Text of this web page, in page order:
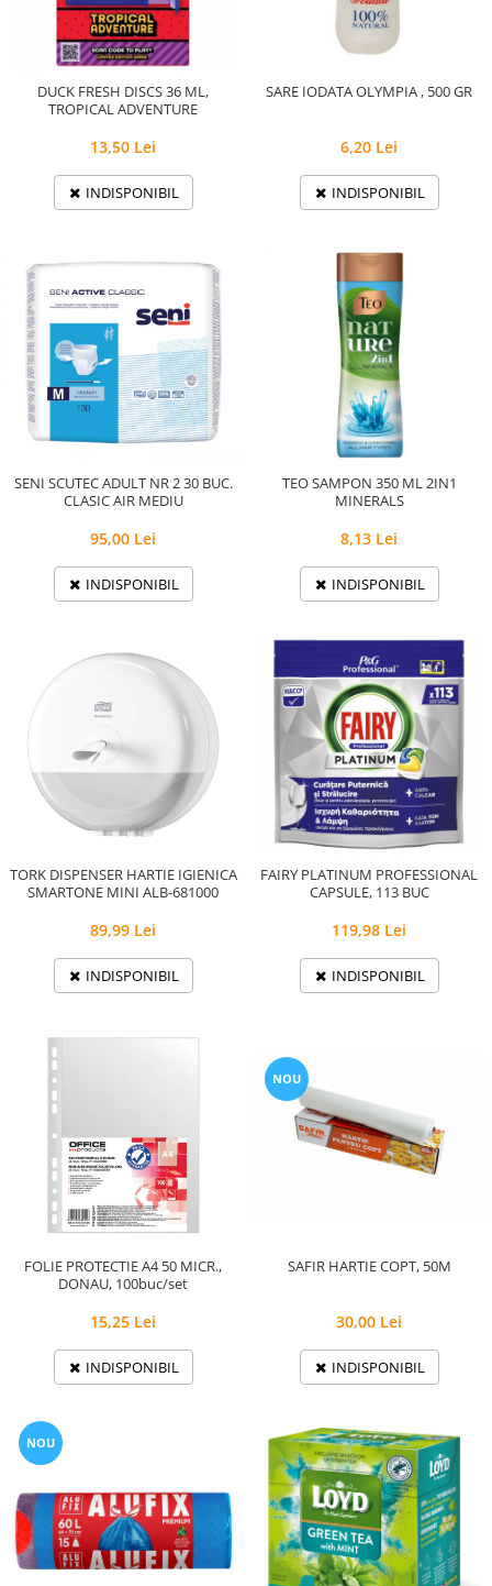
DUCK FRESH DISCS 36 ML,
TROPICAL ADVENTURE
13,50 Lei
INDISPONIBIL
SARE IODATA OLYMPIA , 500 GR
6,20 Lei
INDISPONIBIL
SENI SCUTEC ADULT NR 2 30 BUC.
CLASIC AIR MEDIU
95,00 Lei
INDISPONIBIL
TEO SAMPON 350 ML 2IN1
MINERALS
8,13 Lei
INDISPONIBIL
TORK DISPENSER HARTIE IGIENICA
SMARTONE MINI ALB-681000
89,99 Lei
INDISPONIBIL
FAIRY PLATINUM PROFESSIONAL
CAPSULE, 113 BUC
119,98 Lei
INDISPONIBIL
FOLIE PROTECTIE A4 50 MICR.,
DONAU, 100buc/set
15,25 Lei
INDISPONIBIL
NOU
SAFIR HARTIE COPT, 50M
30,00 Lei
INDISPONIBIL
NOU